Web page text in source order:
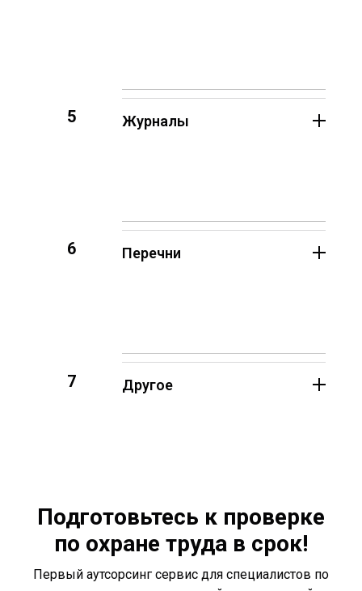
5 Журналы
6 Перечни
7 Другое
Подготовьтесь к проверке
по охране труда в срок!
Первый аутсорсинг сервис для специалистов по